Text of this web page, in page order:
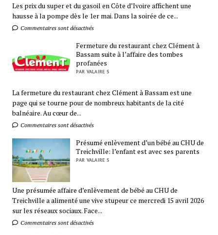
Les prix du super et du gasoil en Côte d’Ivoire affichent une
hausse à la pompe dès le 1er mai. Dans la soirée de ce...
Commentaires sont désactivés
Fermeture du restaurant chez Clément à
Bassam suite à l’affaire des tombes
profanées
PAR VALAIRE S
La fermeture du restaurant chez Clément à Bassam est une
page qui se tourne pour de nombreux habitants de la cité
balnéaire. Au cœur de...
Commentaires sont désactivés
Présumé enlèvement d’un bébé au CHU de
Treichville: l’enfant est avec ses parents
PAR VALAIRE S
Une présumée affaire d’enlèvement de bébé au CHU de
Treichville a alimenté une vive stupeur ce mercredi 15 avril 2026
sur les réseaux sociaux. Face...
Commentaires sont désactivés